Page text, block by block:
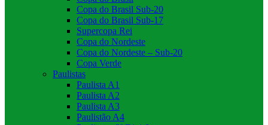
Copa do Brasil Sub-20
Copa do Brasil Sub-17
Supercopa Rei
Copa do Nordeste
Copa do Nordeste – Sub-20
Copa Verde
Paulistas
Paulista A1
Paulista A2
Paulista A3
Paulistão A4